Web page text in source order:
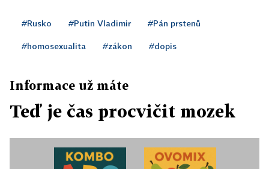
#Rusko #Putin Vladimir #Pán prstenů
#homosexualita #zákon #dopis
Informace už máte
Teď je čas procvičit mozek